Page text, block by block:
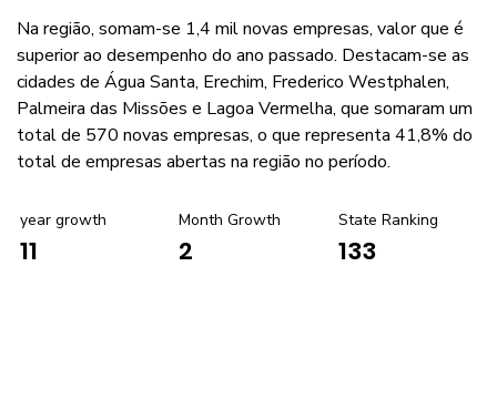
Na região, somam-se 1,4 mil novas empresas, valor que é
superior ao desempenho do ano passado. Destacam-se as
cidades de Água Santa, Erechim, Frederico Westphalen,
Palmeira das Missões e Lagoa Vermelha, que somaram um
total de 570 novas empresas, o que representa 41,8% do
total de empresas abertas na região no período.
year growth
11
Month Growth
2
State Ranking
133